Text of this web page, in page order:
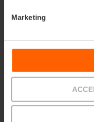
Marketing